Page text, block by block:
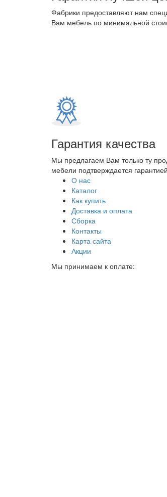
Фабрики предоставляют нам
Вам мебель по минимальной
Гарантия качества
Мы предлагаем Вам только ту
мебели подтверждается
О нас
Каталог
Как купить
Доставка и оплата
Сборка
Контакты
Карта сайта
Акции
Мы принимаем к оплате: